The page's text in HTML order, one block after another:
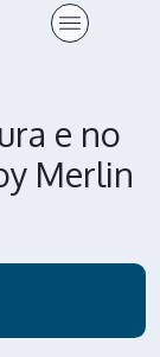
e no
Merlin